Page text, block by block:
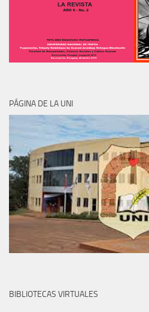
PÁGINA DE LA UNI
BIBLIOTECAS VIRTUALES